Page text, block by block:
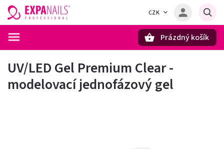
CZK
Prázdný košík
UV/LED Gel Premium Clear -
modelovací jednofázový gel